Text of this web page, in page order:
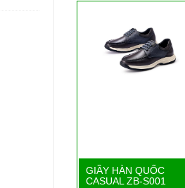
Chi tiết
GIẦY HÀN QUỐC
CASUAL ZB-S001